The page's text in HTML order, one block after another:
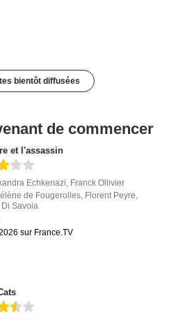
bientôt diffusées
de commencer
et l'assassin
Echkenazi Franck Ollivier
de Fougerolles Florent Peyre
Savoia
sur France.TV